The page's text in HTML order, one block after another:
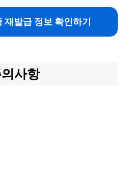
재발급 정보 확인하기
사항